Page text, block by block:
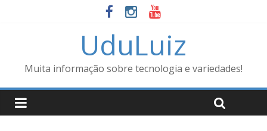
UduLuiz
Muita informação sobre tecnologia e variedades!